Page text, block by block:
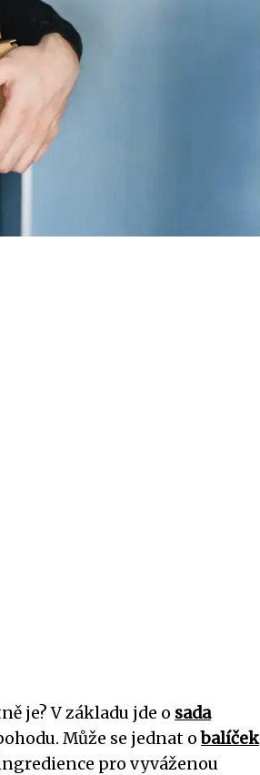
je? V základu jde o sada
Může se jednat obalíček
pro vyváženou